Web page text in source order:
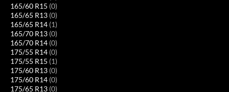
165/60 R15 (0)
165/65 R13 (0)
165/65 R14 (1)
165/70 R13 (0)
165/70 R14 (0)
175/55 R14 (0)
175/55 R15 (1)
175/60 R13 (0)
175/60 R14 (0)
175/65 R13 (0)